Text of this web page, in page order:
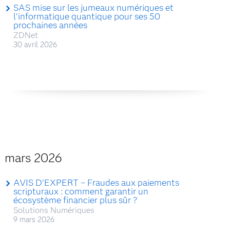
SAS mise sur les jumeaux numériques et
l’informatique quantique pour ses 50
prochaines années
ZDNet
30 avril 2026
mars 2026
AVIS D’EXPERT – Fraudes aux paiements
scripturaux : comment garantir un
écosystème financier plus sûr ?
Solutions Numériques
9 mars 2026